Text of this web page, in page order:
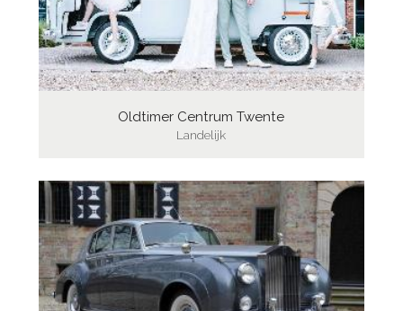
Oldtimer Centrum Twente
Landelijk